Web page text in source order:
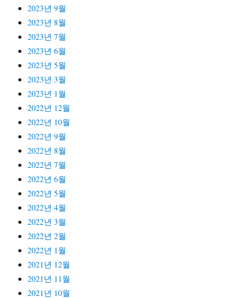
2023년 9월
2023년 8월
2023년 7월
2023년 6월
2023년 5월
2023년 3월
2023년 1월
2022년 12월
2022년 10월
2022년 9월
2022년 8월
2022년 7월
2022년 6월
2022년 5월
2022년 4월
2022년 3월
2022년 2월
2022년 1월
2021년 12월
2021년 11월
2021년 10월